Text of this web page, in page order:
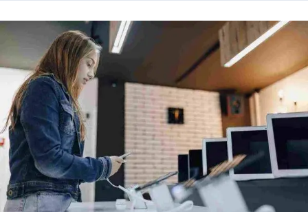
Notebooks
Ihr
Leitfaden
für
die
Suche
nach